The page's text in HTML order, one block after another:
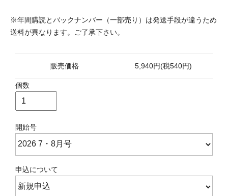
※年間購読とバックナンバー（一部売り）は発送手段が違うため
送料が異なります。ご了承下さい。
販売価格 5,940円(税540円)
個数
開始号
申込について